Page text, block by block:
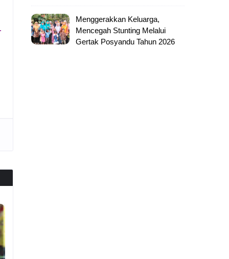
Menggerakkan Keluarga,
Mencegah Stunting Melalui
Gertak Posyandu Tahun 2026